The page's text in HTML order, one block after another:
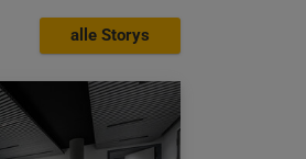
alle Storys